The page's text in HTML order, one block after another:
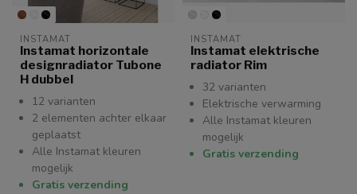
INSTAMAT
Instamat horizontale
designradiator Tubone
H dubbel
12 varianten
2 elementen achter elkaar
geplaatst
Alle Instamat kleuren
mogelijk
Gratis verzending
INSTAMAT
Instamat elektrische
radiator Rim
32 varianten
Elektrische verwarming
Alle Instamat kleuren
mogelijk
Gratis verzending